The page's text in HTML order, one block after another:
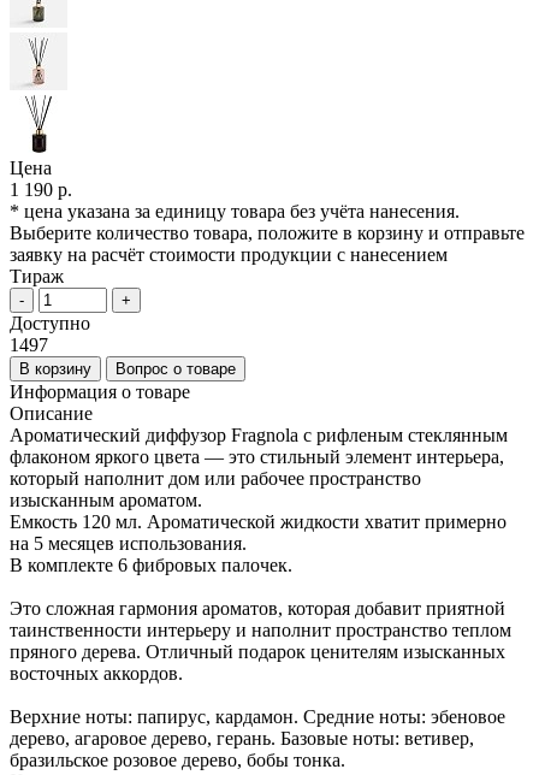
Цена
1 190 р.
* цена указана за единицу товара без учёта нанесения.
Выберите количество товара, положите в корзину и отправьте
заявку на расчёт стоимости продукции с нанесением
Тираж
- +
Доступно
1497
В корзину Вопрос о товаре
Информация о товаре
Описание
Ароматический диффузор Fragnola с рифленым стеклянным
флаконом яркого цвета — это стильный элемент интерьера,
который наполнит дом или рабочее пространство
изысканным ароматом.
Емкость 120 мл. Ароматической жидкости хватит примерно
на 5 месяцев использования.
В комплекте 6 фибровых палочек.
Это сложная гармония ароматов, которая добавит приятной
таинственности интерьеру и наполнит пространство теплом
пряного дерева. Отличный подарок ценителям изысканных
восточных аккордов.
Верхние ноты: папирус, кардамон. Средние ноты: эбеновое
дерево, агаровое дерево, герань. Базовые ноты: ветивер,
бразильское розовое дерево, бобы тонка.